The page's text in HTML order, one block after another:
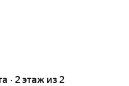
· 2 этаж из 2